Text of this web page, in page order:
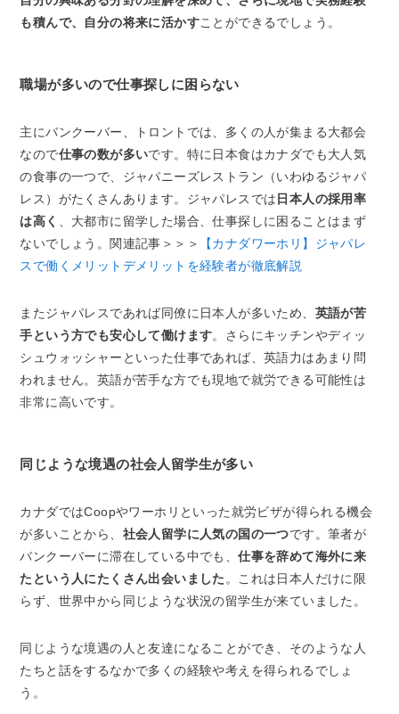
も積んで、自分の将来に活かすことができるでしょう。
職場が多いので仕事探しに困らない
主にバンクーバー、トロントでは、多くの人が集まる大都会
なので仕事の数が多いです。特に日本食はカナダでも大人気
の食事の一つで、ジャパニーズレストラン（いわゆるジャパ
レス）がたくさんあります。ジャパレスでは 日本人の採用率
は高く
、大都市に留学した場合、仕事探しに困ることはまず
ないでしょう。関連記事＞＞＞
【カナダワーホリ】ジャパレ
スで働くメリットデメリットを経験者が徹底解説
またジャパレスであれば同僚に日本人が多いため、 英語が苦
手という方でも安心して働けます。さらにキッチンやディッ
シュウォッシャーといった仕事であれば、英語力はあまり問
われません。英語が苦手な方でも現地で就労できる可能性は
非常に高いです。
同じような境遇の社会人留学生が多い
カナダではCoopやワーホリといった就労ビザが得られる機会
が多いことから、 社会人留学に人気の国の一つです。筆者が
バンクーバーに滞在している中でも、仕事を辞めて海外に来
たという人にたくさん出会いました 。これは日本人だけに限
らず、世界中から同じような状況の留学生が来ていました。
同じような境遇の人と友達になることができ、そのような人
たちと話をするなかで多くの経験や考えを得られるでしょ
う。